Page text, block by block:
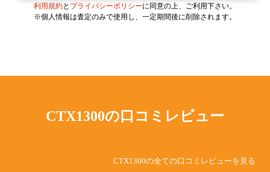
利用規約と プライバシーポリシーに同意の上、ご利用下さい。
※個人情報は査定のみで使用し、一定期間後に削除されます。
CTX1300の 口コミレビュー
CTX1300の全ての口コミレビューを見る